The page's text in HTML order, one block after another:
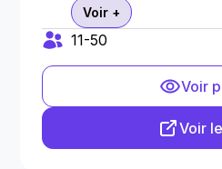
Voir +
11-50
Voir
Voir